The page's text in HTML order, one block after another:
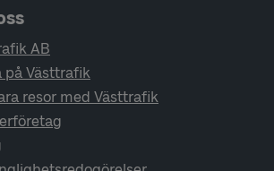
AB
på Västtrafik
resor med Västtrafik